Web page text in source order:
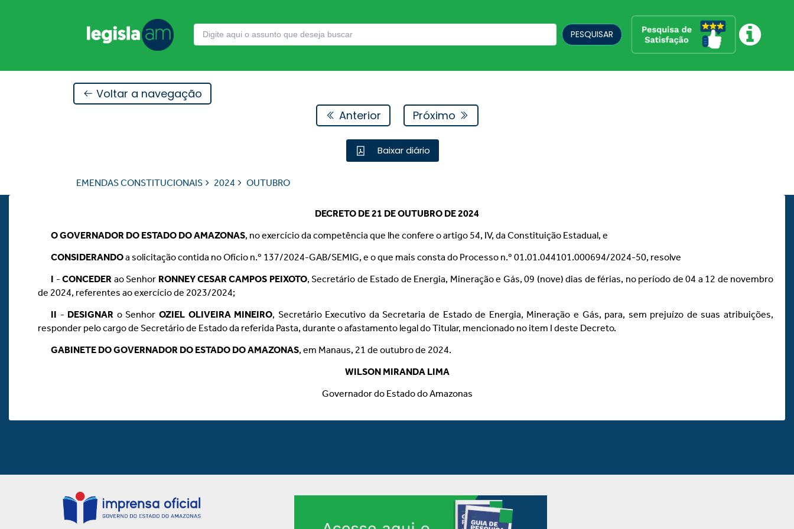
PESQUISAR
Voltar a navegação
Anterior
Próximo
Baixar diário
EMENDAS CONSTITUCIONAIS 2024 OUTUBRO
DECRETO DE 21 DE OUTUBRO DE 2024
O GOVERNADOR DO ESTADO DO AMAZONAS, no exercício da competência que lhe confere o artigo 54, IV, da Constituição Estadual, e
CONSIDERANDOa solicitação contida no Ofício n.º 137/2024-GAB/SEMIG, e o que mais consta do Processo n.º 01.01.044101.000694/2024-50, resolve
I -CONCEDER ao Senhor RONNEY CESAR CAMPOS PEIXOTO, Secretário de Estado de Energia, Mineração e Gás, 09 (nove) dias de férias, no período de 04 a 12 de novembro
de 2024, referentes ao exercício de 2023/2024;
II - DESIGNAR o SenhorOZIEL OLIVEIRA MINEIRO, Secretário Executivo da Secretaria de Estado de Energia, Mineração e Gás, para, sem prejuízo de suas atribuições,
responder pelo cargo de Secretário de Estado da referida Pasta, durante o afastamento legal do Titular, mencionado no item I deste Decreto.
GABINETE DO GOVERNADOR DO ESTADO DO AMAZONAS, em Manaus, 21 de outubro de 2024.
WILSON MIRANDA LIMA
Governador do Estado do Amazonas